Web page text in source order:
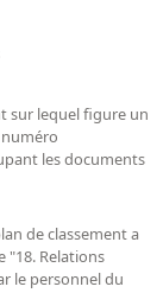
sur lequel figure un
les documents
de classement a
"18. Relations
le personnel du